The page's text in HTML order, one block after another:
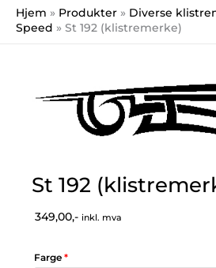
Hjem Produkter Diverse
Speed
St 192 (klistremerke)
St 192
349,00,- inkl. mva
Farge *